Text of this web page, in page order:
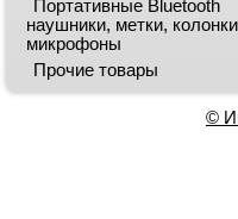
Портативные Bluetooth
наушники, метки,
микрофоны
Прочие товары
©